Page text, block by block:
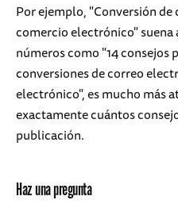
Por ejemplo, "Conversión
comercio electrónico" suena
números como "14 consejos
conversiones de correo
electrónico", es mucho más
exactamente cuántos
publicación.
Haz una pregunta